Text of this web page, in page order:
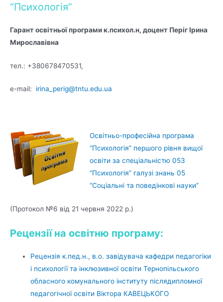
“Психологія”
Гарант освітньої програми к.психол.н, доцент Періг Ірина
Мирославівна
тел.: +380678470531,
e-mail: irina_perig@tntu.edu.ua
Освітньо-професійна програма
“Психологія” першого рівня вищої
освіти за спеціальністю 053
“Психологія” галузі знань 05
“Соціальні та поведінкові науки”
(Протокол №6 від 21 червня 2022 р.)
Рецензії на освітню програму:
Рецензія к.пед.н., в.о. завідувача кафедри педагогіки
і психології та інклюзивної освіти Тернопільського
обласного комунального інституту післядипломної
педагогічної освіти Віктора КАВЕЦЬКОГО